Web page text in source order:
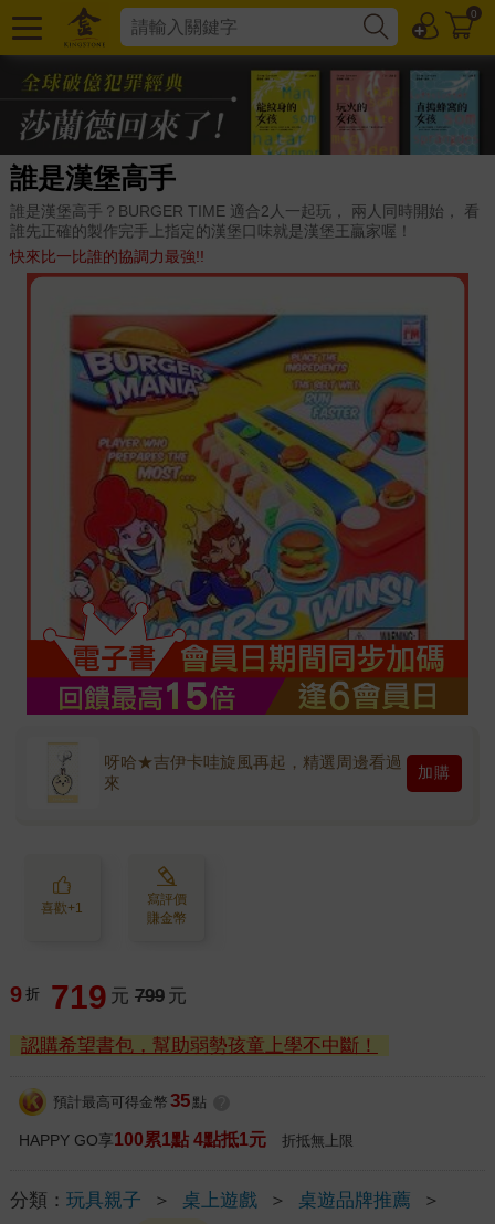
0
誰是漢堡高手
誰是漢堡高手？BURGER TIME 適合2人一起玩， 兩人同時開始， 看
誰先正確的製作完手上指定的漢堡口味就是漢堡王贏家喔！
快來比一比誰的協調力最強!!
呀哈★吉伊卡哇旋風再起，精選周邊看過
來
加購
喜歡+1
寫評價
賺金幣
9 折 719 元 799 元
認購希望書包，幫助弱勢孩童上學不中斷！
預計最高可得金幣 35 點
HAPPY GO享100累1點 4點抵1元 折抵無上限
分類： 玩具親子 ＞ 桌上遊戲 ＞ 桌遊品牌推薦
＞